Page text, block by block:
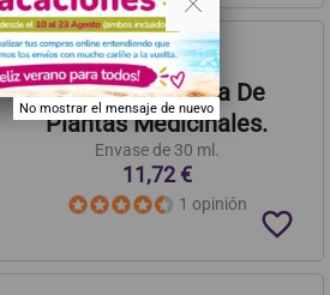
Weleda
Skin Food Crema De
Plantas Medicinales.
Envase de 30 ml.
11,72 €
1 opinión
favorite_border
No mostrar el mensaje de nuevo